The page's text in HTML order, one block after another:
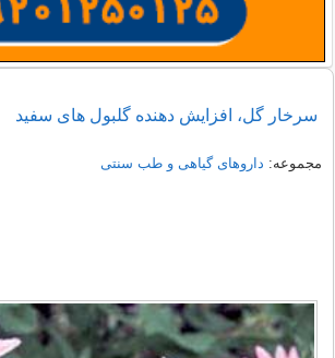
سرخار گل، افزایش دهنده گلبول های سفید
مجموعه: داروهای گیاهی و طب سنتی